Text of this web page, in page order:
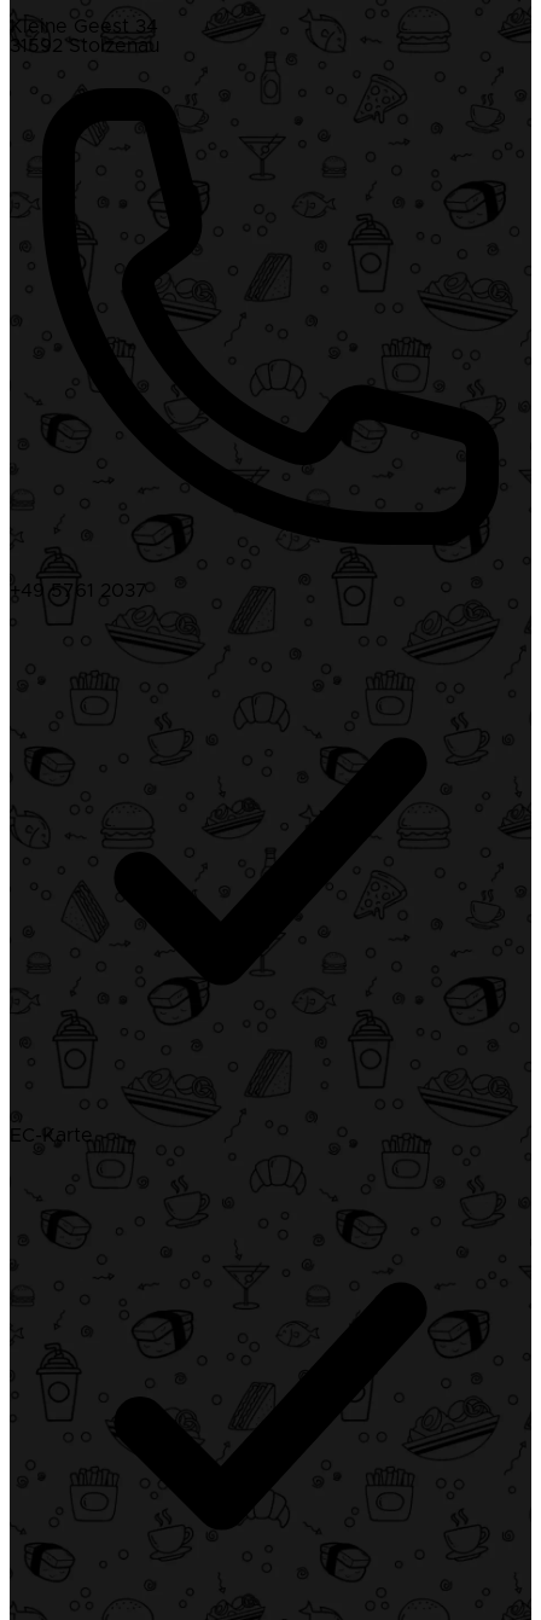
Kleine Geest 34
31592 Stolzenau
+49 5761 2037
EC-Karte